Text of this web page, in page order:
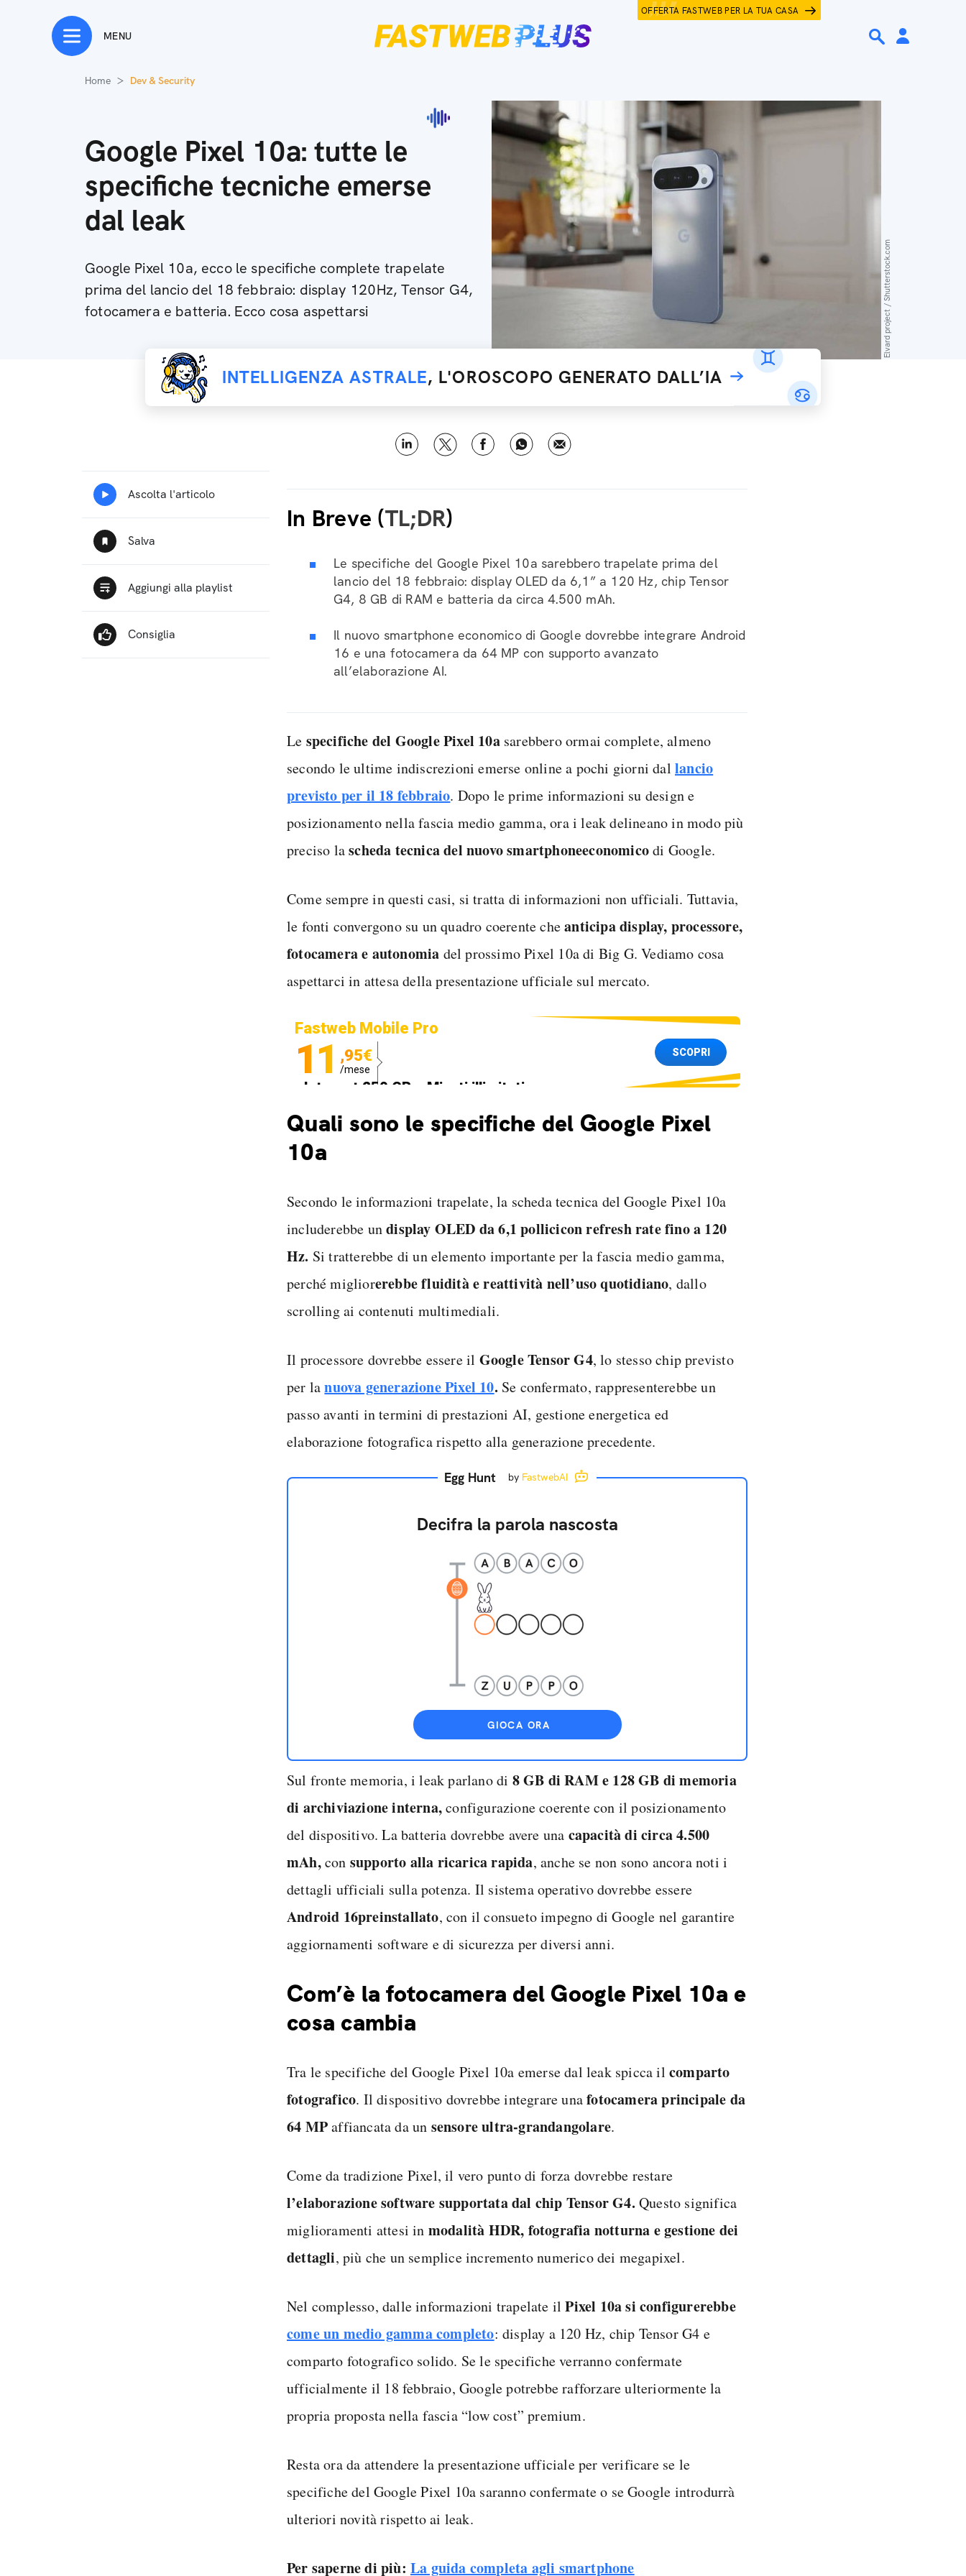
OFFERTA FASTWEB PER LA TUA CASA
MENU
Home Dev & Security
Google Pixel 10a: tutte le
specifiche tecniche emerse
dal leak
Google Pixel 10a, ecco le specifiche complete trapelate
prima del lancio del 18 febbraio: display 120Hz, Tensor G4,
fotocamera e batteria. Ecco cosa aspettarsi
Elvard project / Shutterstock.com
INTELLIGENZA ASTRALE, L'OROSCOPO GENERATO DALL’IA
In Breve (TL;DR)
Le specifiche del Google Pixel 10a sarebbero trapelate prima del
lancio del 18 febbraio: display OLED da 6,1” a 120 Hz, chip Tensor
G4, 8 GB di RAM e batteria da circa 4.500 mAh.
Il nuovo smartphone economico di Google dovrebbe integrare Android
16 e una fotocamera da 64 MP con supporto avanzato
all’elaborazione AI.
Le specifiche del Google Pixel 10asarebbero ormai complete, almeno
secondo le ultime indiscrezioni emerse online a pochi giorni dallancio
previsto per il 18 febbraio. Dopo le prime informazioni su design e
posizionamento nella fascia medio gamma, ora i leak delineano in modo più
preciso lascheda tecnica del nuovo smartphoneeconomicodi Google.
Come sempre in questi casi, si tratta di informazioni non ufficiali. Tuttavia,
le fonti convergono su un quadro coerente cheanticipa display, processore,
fotocamera e autonomia del prossimo Pixel 10a di Big G. Vediamo cosa
aspettarci in attesa della presentazione ufficiale sul mercato.
Fastweb Mobile Pro
11 ,95€
/mese
Internet 250 GB e Minuti illimitati
SCOPRI
Quali sono le specifiche del Google Pixel
10a
Secondo le informazioni trapelate, la scheda tecnica del Google Pixel 10a
includerebbe undisplay OLED da 6,1 pollicicon refresh rate fino a 120
Hz. Si tratterebbe di un elemento importante per la fascia medio gamma,
perché migliorerebbe fluidità e reattività nell’uso quotidiano, dallo
scrolling ai contenuti multimediali.
Il processore dovrebbe essere il Google Tensor G4, lo stesso chip previsto
per lanuova generazione Pixel 10. Se confermato, rappresenterebbe un
passo avanti in termini di prestazioni AI, gestione energetica ed
elaborazione fotografica rispetto alla generazione precedente.
Egg Hunt by FastwebAI
Decifra la parola nascosta
GIOCA ORA
Sul fronte memoria, i leak parlano di 8 GB di RAM e 128 GB di memoria
di archiviazione interna,configurazione coerente con il posizionamento
del dispositivo. La batteria dovrebbe avere una capacità di circa 4.500
mAh,con supporto alla ricarica rapida, anche se non sono ancora noti i
dettagli ufficiali sulla potenza. Il sistema operativo dovrebbe essere
Android 16preinstallato, con il consueto impegno di Google nel garantire
aggiornamenti software e di sicurezza per diversi anni.
Com’è la fotocamera del Google Pixel 10a e
cosa cambia
Tra le specifiche del Google Pixel 10a emerse dal leak spicca il comparto
fotografico. Il dispositivo dovrebbe integrare unafotocamera principale da
64 MPaffiancata da un sensore ultra-grandangolare.
Come da tradizione Pixel, il vero punto di forza dovrebbe restare
l’elaborazione software supportata dal chip Tensor G4. Questo significa
miglioramenti attesi in modalità HDR, fotografia notturna e gestione dei
dettagli, più che un semplice incremento numerico dei megapixel.
Nel complesso, dalle informazioni trapelate ilPixel 10a si configurerebbe
come un medio gamma completo: display a 120 Hz, chip Tensor G4 e
comparto fotografico solido. Se le specifiche verranno confermate
ufficialmente il 18 febbraio, Google potrebbe rafforzare ulteriormente la
propria proposta nella fascia “low cost” premium.
Resta ora da attendere la presentazione ufficiale per verificare se le
specifiche del Google Pixel 10a saranno confermate o se Google introdurrà
ulteriori novità rispetto ai leak.
Per saperne di più: La guida completa agli smartphone